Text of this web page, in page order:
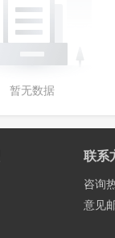
暂无数据
联系
咨询
意见